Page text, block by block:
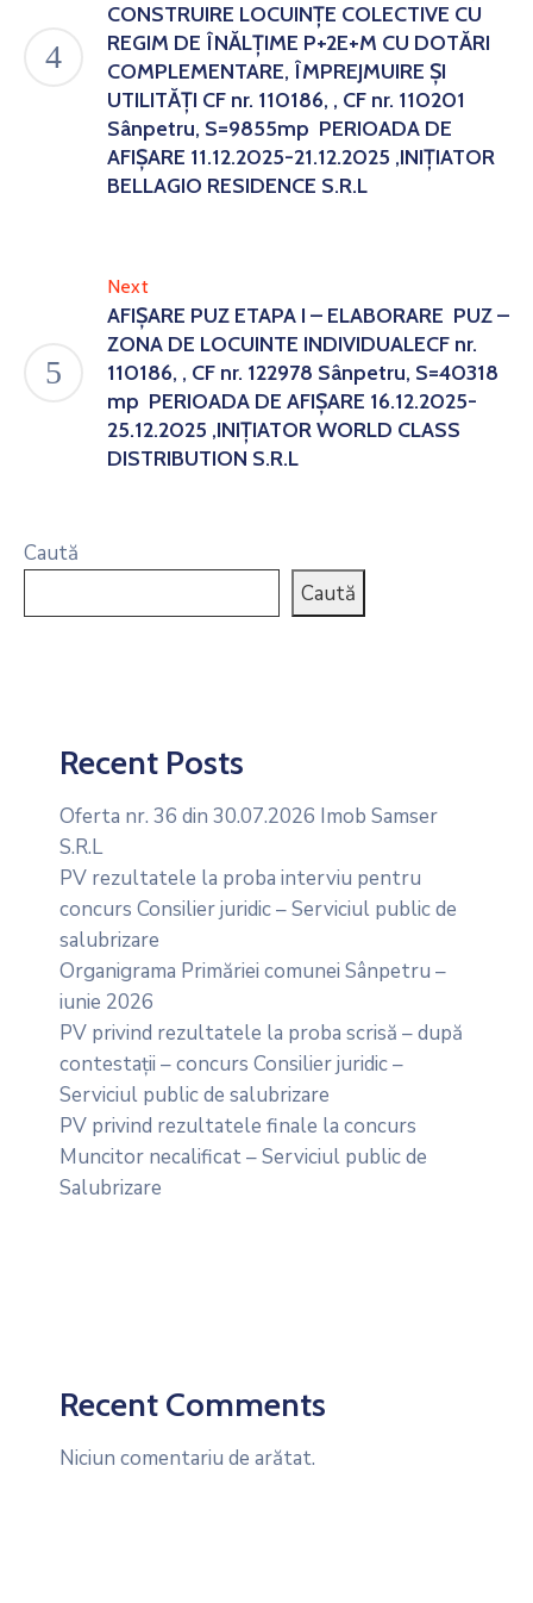
CONSTRUIRE LOCUINȚE COLECTIVE CU
REGIM DE ÎNĂLȚIME P+2E+M CU DOTĂRI
COMPLEMENTARE, ÎMPREJMUIRE ȘI
UTILITĂȚI CF nr. 110186, , CF nr. 110201
Sânpetru, S=9855mp PERIOADA DE
AFIȘARE 11.12.2025-21.12.2025 ,INIȚIATOR
BELLAGIO RESIDENCE S.R.L
Next
AFIȘARE PUZ ETAPA I – ELABORARE PUZ –
ZONA DE LOCUINTE INDIVIDUALECF nr.
110186, , CF nr. 122978 Sânpetru, S=40318
mp PERIOADA DE AFIȘARE 16.12.2025-
25.12.2025 ,INIȚIATOR WORLD CLASS
DISTRIBUTION S.R.L
Caută
Caută
Recent Posts
Oferta nr. 36 din 30.07.2026 Imob Samser
S.R.L
PV rezultatele la proba interviu pentru
concurs Consilier juridic – Serviciul public de
salubrizare
Organigrama Primăriei comunei Sânpetru –
iunie 2026
PV privind rezultatele la proba scrisă – după
contestații – concurs Consilier juridic –
Serviciul public de salubrizare
PV privind rezultatele finale la concurs
Muncitor necalificat – Serviciul public de
Salubrizare
Recent Comments
Niciun comentariu de arătat.